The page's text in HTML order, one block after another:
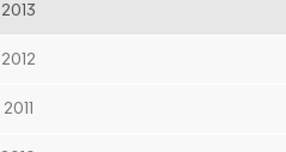
2013
2012
2011